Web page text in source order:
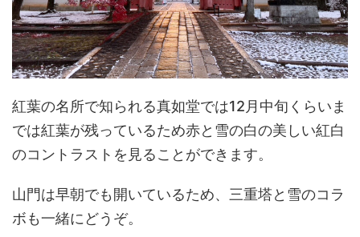
紅葉の名所で知られる真如堂では12月中旬くらいま
では紅葉が残っているため赤と雪の白の美しい紅白
のコントラストを見ることができます。
山門は早朝でも開いているため、三重塔と雪のコラ
ボも一緒にどうぞ。